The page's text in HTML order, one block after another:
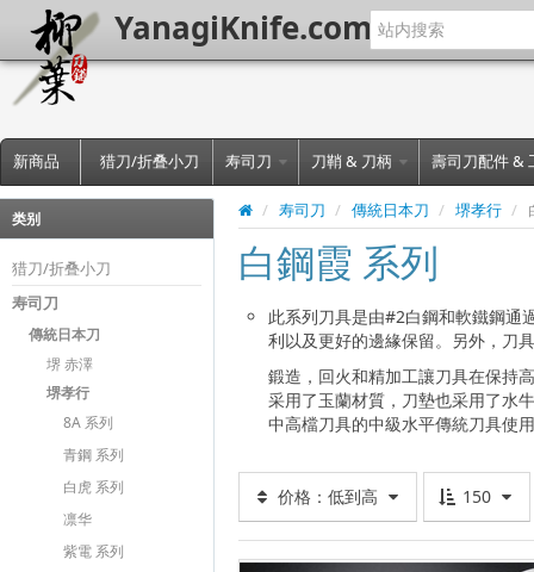
YanagiKnife.com
新商品 猎刀/折叠小刀 寿司刀 刀鞘 & 刀柄 壽司刀配件 &
类别
猎刀/折叠小刀
寿司刀
傳統日本刀
堺 赤澤
堺孝行
8A 系列
青鋼 系列
白虎 系列
凛华
紫電 系列
/ 寿司刀 / 傳統日本刀 / 堺孝行 /
白鋼霞 系列
此系列刀具是由#2白鋼和軟鐵鋼通
利以及更好的邊緣保留。另外，刀
鍛造，回火和精加工讓刀具在保持
采用了玉蘭材質，刀墊也采用了水
中高檔刀具的中級水平傳統刀具使
价格：低到高 150